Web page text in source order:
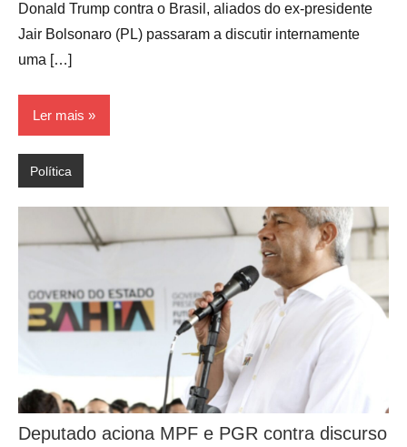
Donald Trump contra o Brasil, aliados do ex-presidente
Jair Bolsonaro (PL) passaram a discutir internamente
uma […]
Ler mais
Política
Deputado aciona MPF e PGR contra discurso